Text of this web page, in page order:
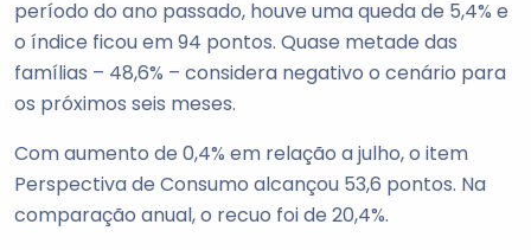
período do ano passado, houve uma queda de 5,4% e
o índice ficou em 94 pontos. Quase metade das
famílias – 48,6% – considera negativo o cenário para
os próximos seis meses.
Com aumento de 0,4% em relação a julho, o item
Perspectiva de Consumo alcançou 53,6 pontos. Na
comparação anual, o recuo foi de 20,4%.